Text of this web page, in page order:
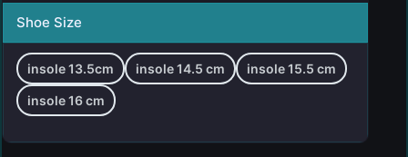
Shoe Size
insole 13.5cm insole 14.5 cm insole 15.5 cm
insole 16 cm